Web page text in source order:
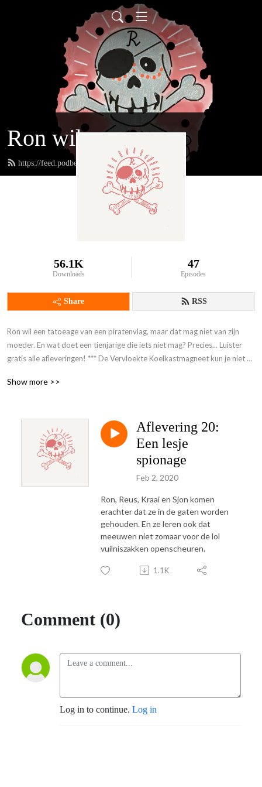
Ron wil een tattoo
https://feed.podbean.com/ronwileentattoo/feed.xml
56.1K
Downloads
47
Episodes
Share RSS
Ron wil een tatoeage van een piratenvlag, maar dat mag niet van zijn
moeder. En wat doet een tienjarige die iets niet mag? Precies... Luister
gratis alle afleveringen! *** De Vervloekte Koelkastmagneet kun je niet
Show more >>
Aflevering 20:
Een lesje
spionage
Feb 2, 2020
Ron, Reus, Kraai en Sjon komen
erachter dat ze in de gaten worden
gehouden. En ze leren ook dat
meeuwen niet zomaar voor de lol
vuilniszakken openscheuren.
1.1K
Comment (0)
Log in to continue. Log in